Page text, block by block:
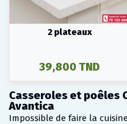
2 plateaux
39,800 TND
Casseroles et poêles
Avantica
Impossible de faire la